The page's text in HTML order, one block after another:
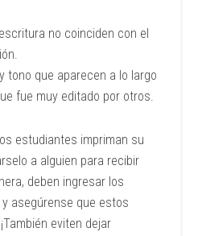
no coinciden con el
tono que aparecen a lo largo
fue muy editado por otros.
estudiantes impriman su
a alguien para recibir
deben ingresar los
asegúrense que estos
eviten dejar